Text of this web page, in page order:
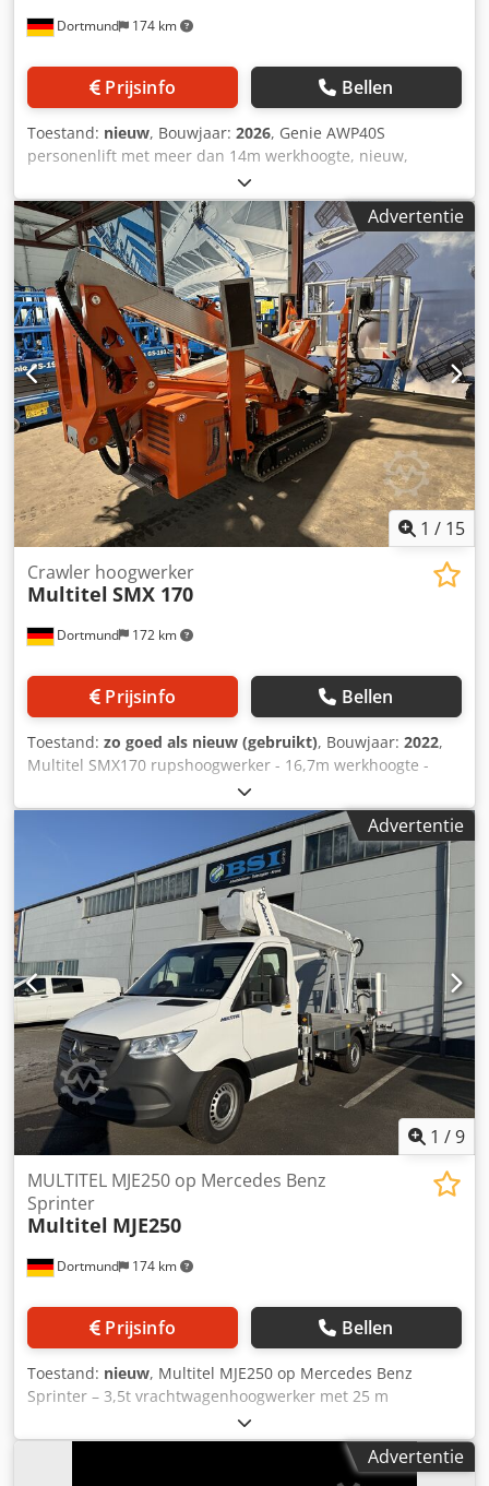
Dortmund 174 km
Prijsinfo Bellen
Toestand: nieuw, Bouwjaar: 2026, Genie AWP40S
personenlift met meer dan 14m werkhoogte, nieuw,
gebruikte demonstrators beschikbaar! Dcjdpevkbppjfx
Ambjk
Advertentie
1 / 15
Dortmund 172 km
Crawler hoogwerker
Multitel SMX 170
Prijsinfo Bellen
Toestand: zo goed als nieuw (gebruikt), Bouwjaar: 2022,
Multitel SMX170 rupshoogwerker - 16,7m werkhoogte -
200kg draagvermogen - 2.200kg eigen gewicht - BJ2022 //
Voor meer informatie kunt u contact met ons opnemen!
Advertentie
1 /9
Dortmund 174 km
MULTITEL MJE250 op Mercedes Benz
Sprinter
Multitel MJE250
Prijsinfo Bellen
Toestand: nieuw, Multitel MJE250 op Mercedes Benz
Sprinter – 3,5t vrachtwagenhoogwerker met 25 m
werkhoogte, korfarm, etc. Dedsyf Tmgjpfx Ambsck
Advertentie